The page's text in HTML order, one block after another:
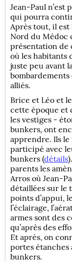
Jean-Paul n’est
qui pourra
Après tout, il
Nord du Médoc
présentation de
où les habitants
juste peu avant
alliés.
Brice et Léo et
cette époque et
les vestiges -
bunkers, ont
apprendre. Ils
participé avec
bunkers (détails
parents les
Arros où Jean-
détaillées sur le
points d’appui,
l’éclairage,
armes sont des
qu’après des
Et après, on
portes étanches
bunkers.